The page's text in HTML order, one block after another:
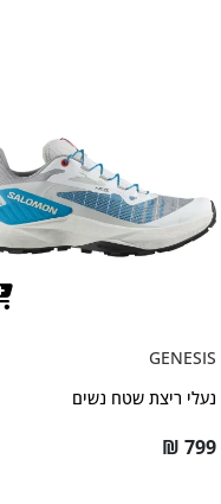
GENESIS
נעלי ריצת שטח נשים
₪ 799